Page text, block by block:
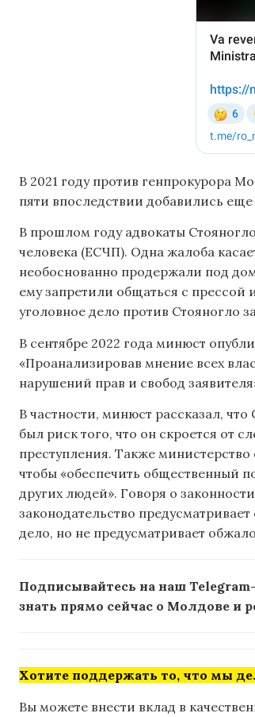
В 2021 году против генпрокурора
пяти впоследствии добавились еще
В прошлом году адвокаты
человека (ЕСЧП). Одна жалоба
необоснованно продержали под
ему запретили общаться с прессой
уголовное дело против Стояногло
В сентябре 2022 года минюст
«Проанализировав мнение всех
нарушений прав и свобод
В частности, минюст рассказал,
был риск того, что он скроется от
преступления. Также
чтобы «обеспечить общественный
других людей». Говоря о
законодательство
дело, но не предусматривает
Подписывайтесь на наш
знать прямо сейчас о Молдове и
Хотите поддержать то, что мы
Вы можете внести вклад в